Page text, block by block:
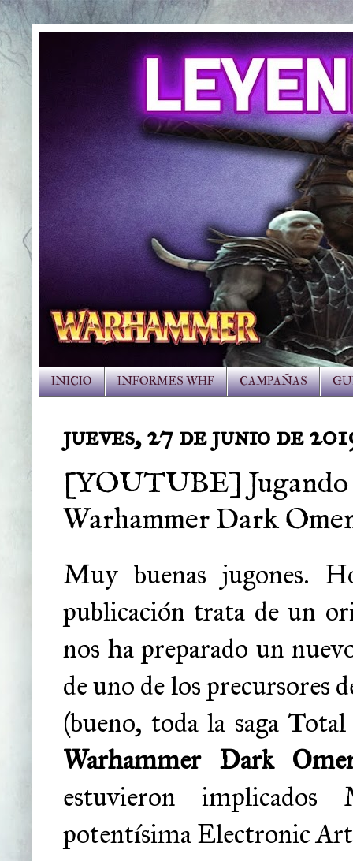
INICIO INFORMES WHF CAMPAÑAS
jueves, 27 de junio de
[YOUTUBE] Jugando
Warhammer Dark
Muy buenas jugones.
publicación trata de un
nos ha preparado un
de uno de los precursores
(bueno, toda la saga
Warhammer Dark
estuvieron
potentísima Electronic